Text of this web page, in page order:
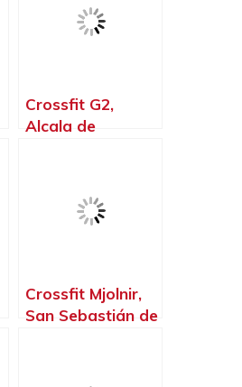
Fuenlabrada –
Crossfit G2,
Alcala de
Crossfit Mjolnir,
San Sebastián de